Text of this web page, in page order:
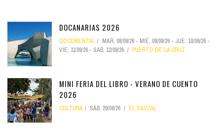
DOCANARIAS 2026
DOCUMENTAL MAR, 08/09/26 - MIÉ, 09/09/26 - JUE, 10/09/26 -
VIE, 11/09/26 - SÁB, 12/09/26 PUERTO DE LA CRUZ
MINI FERIA DEL LIBRO - VERANO DE CUENTO
2026
CULTURA SÁB, 29/08/26 EL SAUZAL